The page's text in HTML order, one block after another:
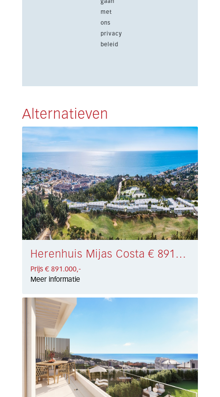
met
ons
privacy
beleid
Alternatieven
Herenhuis Mijas Costa € 891.000,-
Prijs € 891.000,-
Meer informatie